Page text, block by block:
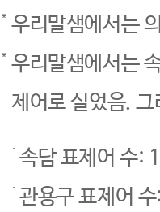
우리말샘에서는
우리말샘에서는
제어로 실었음.
속담 표제어 수:
관용구 표제어